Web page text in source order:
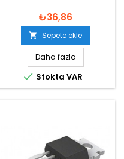
₺36,86
 Sepete ekle
Daha fazla
 Stokta VAR